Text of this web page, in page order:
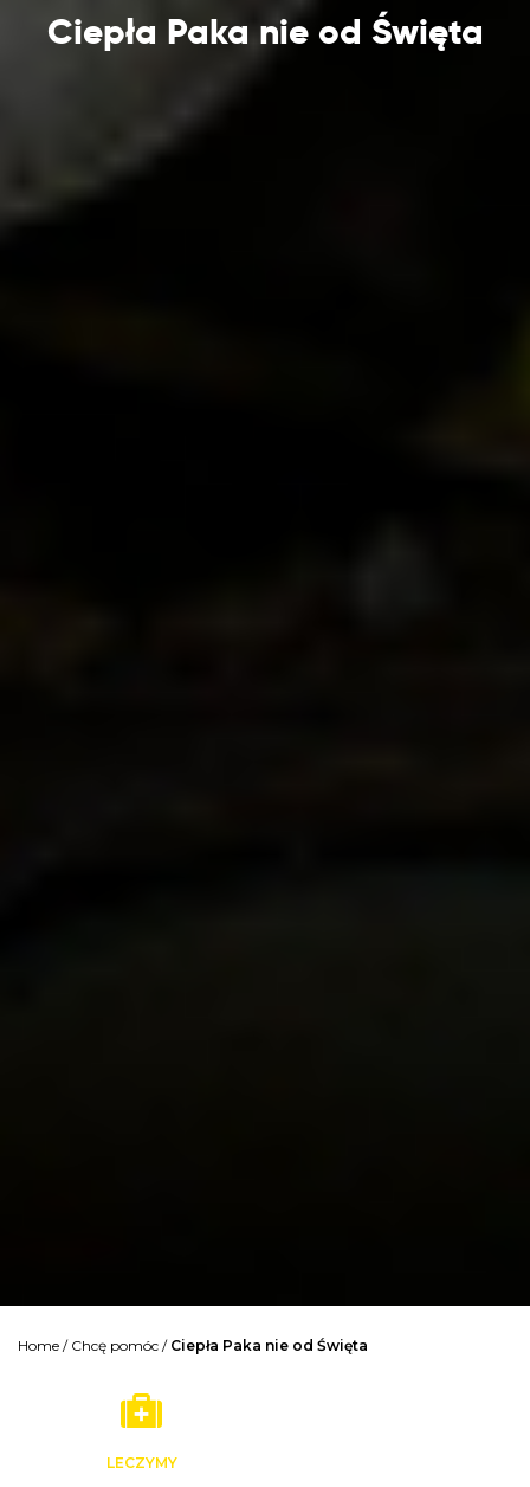
Ciepła Paka nie od Święta
Home / Chcę pomóc / Ciepła Paka nie od Święta
LECZYMY